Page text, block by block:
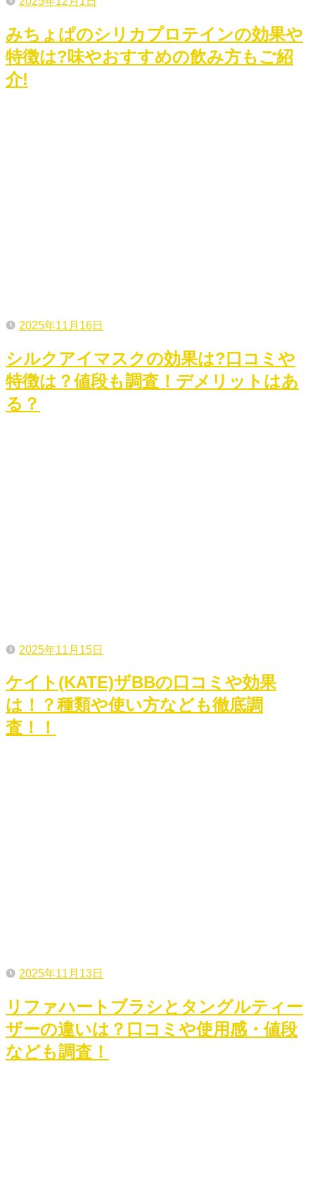
みちょぱのシリカプロテインの効果や
特徴は?味やおすすめの飲み方もご紹
介!
2025年11月16日
シルクアイマスクの効果は?口コミや
特徴は？値段も調査！デメリットはあ
る？
2025年11月15日
ケイト(KATE)ザBBの口コミや効果
は！？種類や使い方なども徹底調
査！！
2025年11月13日
リファハートブラシとタングルティー
ザーの違いは？口コミや使用感・値段
なども調査！